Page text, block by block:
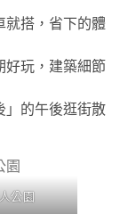
就搭，省下的體
好玩，建築細節
」的午後逛街散
公園